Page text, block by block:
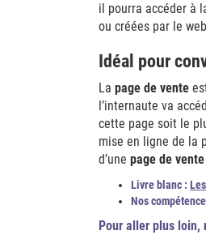
il pourra accéder à
ou créées par le
Idéal pour
La page de vente
l’internaute va
cette page soit le
mise en ligne de la
d’une page de vente
Livre blanc :
Nos
Pour aller plus loin,